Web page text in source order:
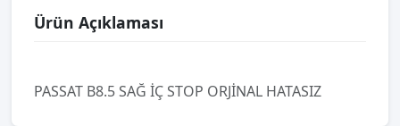
Ürün Açıklaması
PASSAT B8.5 SAĞ İÇ STOP ORJİNAL HATASIZ